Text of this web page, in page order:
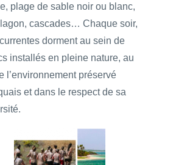
plage de sable noir ou blanc,
cascades… Chaque soir,
dorment au sein de
installés en pleine nature, au
l’environnement préservé
et dans le respect de sa